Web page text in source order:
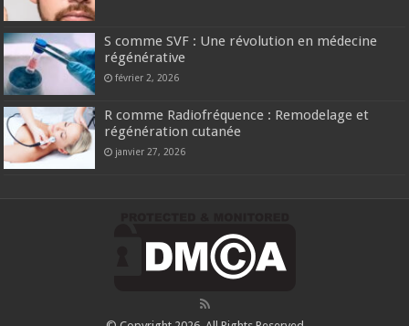
S comme SVF : Une révolution en médecine
régénérative
février 2, 2026
R comme Radiofréquence : Remodelage et
régénération cutanée
janvier 27, 2026